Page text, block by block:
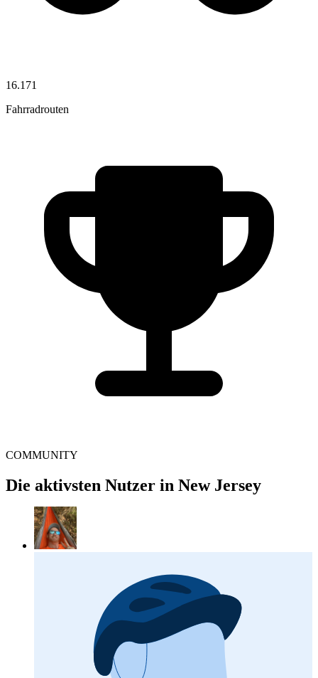
16.171
Fahrradrouten
COMMUNITY
Die aktivsten Nutzer in New Jersey